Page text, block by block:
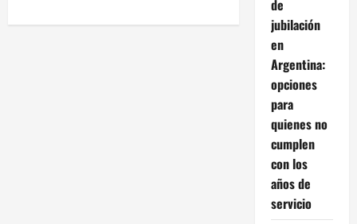
g
de
jubilación
en
Argentina:
opciones
para
quienes no
cumplen
con los
años de
servicio